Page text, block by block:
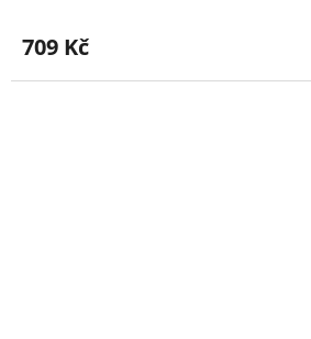
produktu
je
4,6
709 Kč